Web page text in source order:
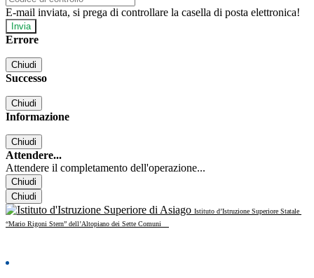
E-mail inviata, si prega di controllare la casella di posta elettronica!
Errore
Chiudi
Successo
Chiudi
Informazione
Chiudi
Attendere...
Attendere il completamento dell'operazione...
Chiudi
Chiudi
Istituto d’Istruzione Superiore Statale
“Mario Rigoni Stern” dell’Altopiano dei Sette Comuni